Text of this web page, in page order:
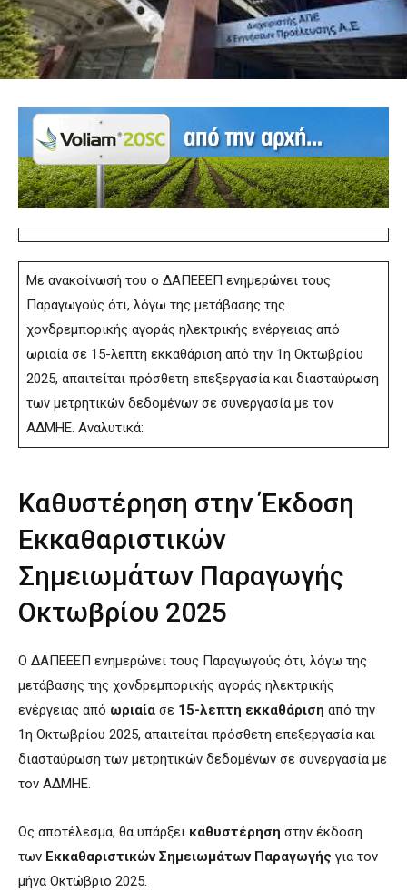
Με ανακοίνωσή του ο ΔΑΠΕΕΕΠ ενημερώνει τους
Παραγωγούς ότι, λόγω της μετάβασης της
χονδρεμπορικής αγοράς ηλεκτρικής ενέργειας από
ωριαία σε 15-λεπτη εκκαθάριση από την 1η Οκτωβρίου
2025, απαιτείται πρόσθετη επεξεργασία και διασταύρωση
των μετρητικών δεδομένων σε συνεργασία με τον
ΑΔΜΗΕ. Αναλυτικά:
Καθυστέρηση στην Έκδοση
Εκκαθαριστικών
Σημειωμάτων Παραγωγής
Οκτωβρίου 2025
Ο ΔΑΠΕΕΕΠ ενημερώνει τους Παραγωγούς ότι, λόγω της
μετάβασης της χονδρεμπορικής αγοράς ηλεκτρικής
ενέργειας από ωριαία σε 15-λεπτη εκκαθάριση από την
1η Οκτωβρίου 2025, απαιτείται πρόσθετη επεξεργασία και
διασταύρωση των μετρητικών δεδομένων σε συνεργασία με
τον ΑΔΜΗΕ.
Ως αποτέλεσμα, θα υπάρξει καθυστέρηση στην έκδοση
των Εκκαθαριστικών Σημειωμάτων Παραγωγής για τον
μήνα Οκτώβριο 2025.